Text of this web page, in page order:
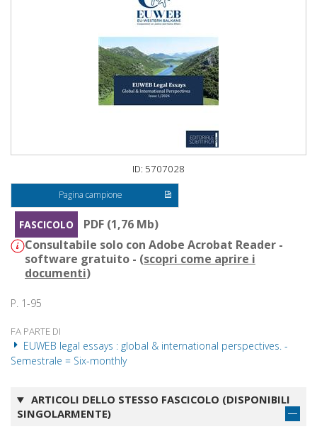
ID: 5707028
Pagina campione
FASCICOLO
PDF (1,76 Mb)
Consultabile solo con Adobe Acrobat Reader -
software gratuito - (scopri come aprire i
documenti)
P. 1-95
FA PARTE DI
EUWEB legal essays : global & international perspectives. -
Semestrale = Six-monthly
ARTICOLI DELLO STESSO FASCICOLO (DISPONIBILI
SINGOLARMENTE)